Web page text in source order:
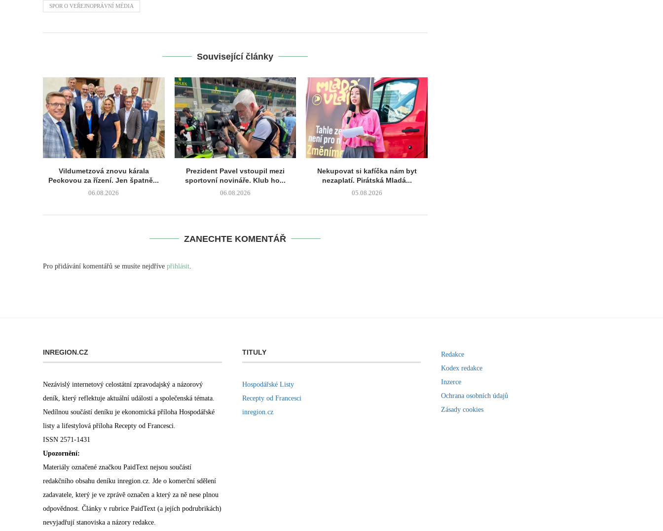
SPOR O VEŘEJNOPRÁVNÍ MÉDIA
Související články
Vildumetzová znovu ká­rala
Peckovou za řízení. Jen špatně...
06.08.2026
Prezident Pavel vstoupil mezi
sportovní novináře. Klub ho...
06.08.2026
Nekupovat si kafíčka nám byt
nezaplatí. Pirátská Mladá...
05.08.2026
ZANECHTE KOMENTÁŘ
Pro přidávání komentářů se musíte nejdříve přihlásit.
INREGION.CZ
Nezávislý internetový celostátní zpravodajský a názorový
deník, který reflektuje aktuální události a společenská témata.
Nedílnou součástí deníku je ekonomická příloha Hospodářské
listy a lifestylová příloha Recepty od Francesci.
ISSN 2571-1431
Upozornění:
Materiály označené značkou PaidText nejsou součástí
redakčního obsahu deníku inregion.cz. Jde o komerční sdělení
zadavatele, který je ve zprávě označen a který za ně nese plnou
odpovědnost. Články v rubrice PaidText (a jejích podrubrikách)
nevyjadřují stanoviska a názory redakce.
TITULY
Hospodářské Listy
Recepty od Francesci
inregion.cz
Redakce
Kodex redakce
Inzerce
Ochrana osobních údajů
Zásady cookies